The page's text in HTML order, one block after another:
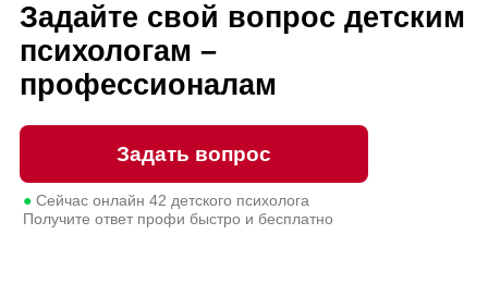
Задайте свой вопрос детским
психологам –
профессионалам
Задать вопрос
●Сейчас онлайн 42 детского психолога
Получите ответ профи быстро и бесплатно